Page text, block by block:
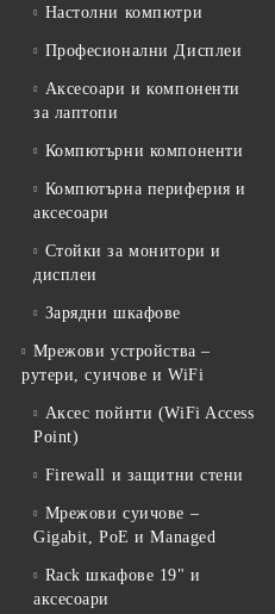
Настолни компютри
Професионални Дисплеи
Аксесоари и компоненти
за лаптопи
Компютърни компоненти
Компютърна периферия и
аксесоари
Стойки за монитори и
дисплеи
Зарядни шкафове
Мрежови устройства –
рутери, суичове и WiFi
Аксес пойнти (WiFi Access
Point)
Firewall и защитни стени
Мрежови суичове –
Gigabit, PoE и Managed
Rack шкафове 19" и
аксесоари